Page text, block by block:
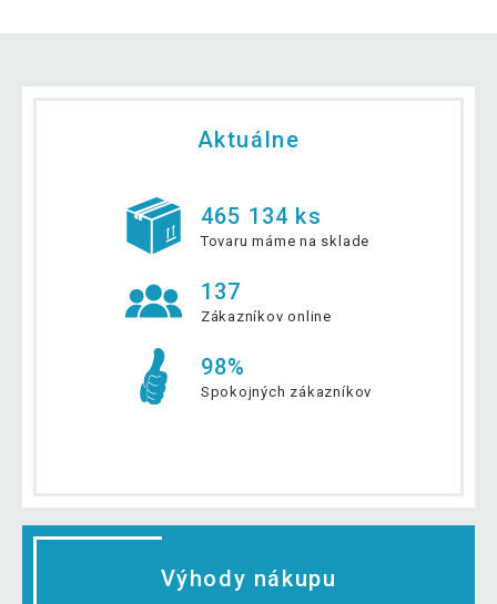
Aktuálne
465 134 ks
Tovaru máme na sklade
137
Zákazníkov online
98%
Spokojných zákazníkov
Výhody nákupu